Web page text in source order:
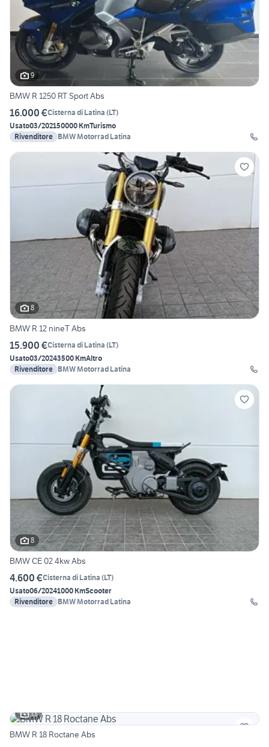
9
BMW R 1250 RT Sport Abs
16.000 €Cisterna di Latina (LT)
Usato03/202150000 KmTurismo
Rivenditore BMW Motorrad Latina
8
BMW R 12 nineT Abs
15.900 €Cisterna di Latina (LT)
Usato03/20243500 KmAltro
Rivenditore BMW Motorrad Latina
8
BMW CE 02 4kw Abs
4.600 €Cisterna di Latina (LT)
Usato06/20241000 KmScooter
Rivenditore BMW Motorrad Latina
13
BMW R 18 Roctane Abs